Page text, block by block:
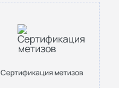
Сертификация метизов